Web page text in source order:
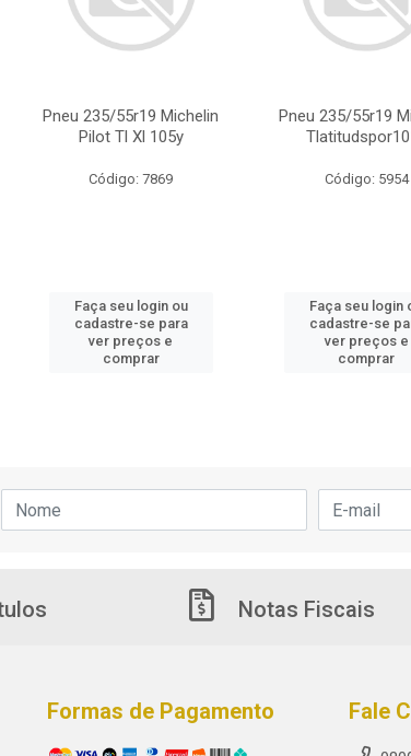
Pneu 235/55r19 Michelin
Pilot Tl Xl 105y
Código: 7869
Faça seu login ou
cadastre-se para
ver preços e
comprar
Pneu 235/55r19
Código: 5954
Faça seu login
cadastre-se
ver preços e
comprar
Notas Fiscais
Formas de Pagamento Fale